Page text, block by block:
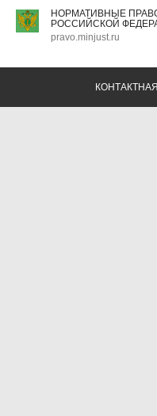
НОРМАТИВНЫЕ
РОССИЙСКОЙ
pravo.minjust.ru